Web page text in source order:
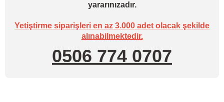
yararınızadır.
Yetiştirme siparişleri en az 3.000 adet olacak şekilde
alınabilmektedir.
0506 774 0707